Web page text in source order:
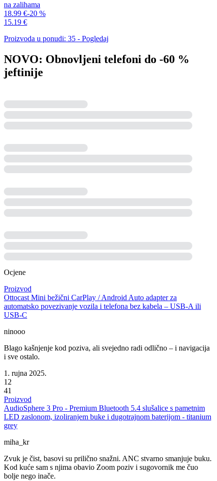
na zalihama
18.99 €-20 %
15.19 €
Proizvoda u ponudi: 35 - Pogledaj
NOVO: Obnovljeni telefoni do -60 %
jeftinije
Ocjene
Proizvod
Ottocast Mini bežični CarPlay / Android Auto adapter za
automatsko povezivanje vozila i telefona bez kabela – USB-A ili
USB-C
ninooo
Blago kašnjenje kod poziva, ali svejedno radi odlično – i navigacija
i sve ostalo.
1. rujna 2025.
12
41
Proizvod
AudioSphere 3 Pro - Premium Bluetooth 5.4 slušalice s pametnim
LED zaslonom, izoliranjem buke i dugotrajnom baterijom - titanium
grey
miha_kr
Zvuk je čist, basovi su prilično snažni. ANC stvarno smanjuje buku.
Kod kuće sam s njima obavio Zoom poziv i sugovornik me čuo
bolje nego inače.